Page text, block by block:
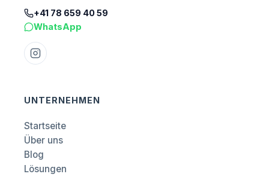
+41 78 659 40 59
WhatsApp
UNTERNEHMEN
Startseite
Über uns
Blog
Lösungen